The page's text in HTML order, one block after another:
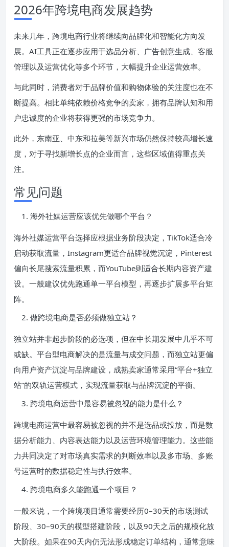
2026年跨境电商发展趋势
未来几年，跨境电商行业将继续向品牌化和智能化方向发
展。AI工具正在逐步应用于选品分析、广告创意生成、客服
管理以及运营优化等多个环节，大幅提升企业运营效率。
与此同时，消费者对于品牌价值和购物体验的关注度也在不
断提高。相比单纯依赖价格竞争的卖家，拥有品牌认知和用
户忠诚度的企业将获得更强的市场竞争力。
此外，东南亚、中东和拉美等新兴市场仍然保持较高增长速
度，对于寻找新增长点的企业而言，这些区域值得重点关
注。
常见问题
海外社媒运营应该优先做哪个平台？
海外社媒运营平台选择应根据业务阶段决定，TikTok适合冷
启动获取流量，Instagram更适合品牌视觉沉淀，Pinterest
偏向长尾搜索流量积累，而YouTube则适合长期内容资产建
设。一般建议优先跑通单一平台模型，再逐步扩展多平台矩
阵。
做跨境电商是否必须做独立站？
独立站并非起步阶段的必选项，但在中长期发展中几乎不可
或缺。平台型电商解决的是流量与成交问题，而独立站更偏
向用户资产沉淀与品牌建设，成熟卖家通常采用“平台+独立
站”的双轨运营模式，实现流量获取与品牌沉淀的平衡。
跨境电商运营中最容易被忽视的能力是什么？
跨境电商运营中最容易被忽视的并不是选品或投放，而是数
据分析能力、内容表达能力以及运营环境管理能力。这些能
力共同决定了对市场真实需求的判断效率以及多市场、多账
号运营时的数据稳定性与执行效率。
跨境电商多久能跑通一个项目？
一般来说，一个跨境项目通常需要经历0–30天的市场测试
阶段、30–90天的模型搭建阶段，以及90天之后的规模化放
大阶段。如果在90天内仍无法形成稳定订单结构，通常意味